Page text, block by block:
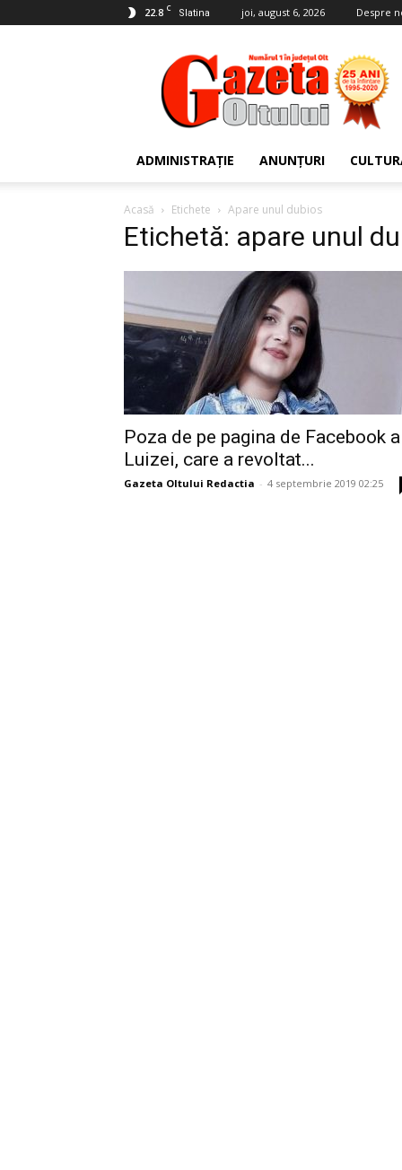
22.8 C Slatina joi, august 6, 2026 Despre
Gazeta
Oltului
ADMINISTRAȚIE ANUNȚURI
Acasă Etichete Apare unul dubios
Etichetă: apare unul
Poza de pe pagina de Facebook a
Luizei, care a revoltat...
Gazeta Oltului Redactia - 4 septembrie 2019 02:25